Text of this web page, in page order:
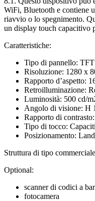
WiFi, Bluetooth e contiene
riavvio o lo spegnimento.
un display touch capacitivo
Caratteristiche:
Tipo di pannello:
Risoluzione: 1280 x
Rapporto d’aspetto:
Retroilluminazione:
Luminosità: 500 cd/
Angolo di visione: H
Rapporto di
Tipo di tocco:
Posizionamento:
Struttura di tipo
Optional:
scanner di codici a
fotocamera